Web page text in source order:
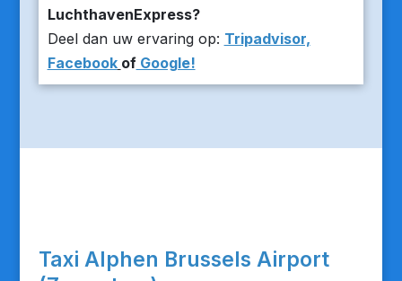
LuchthavenExpress?
Deel dan uw ervaring op: Tripadvisor,
Facebook ofGoogle!
Taxi Alphen Brussels Airport